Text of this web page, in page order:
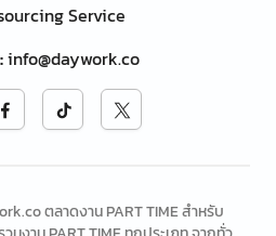
Service
:info@daywork.co
ตลาดงาน PART TIME สำหรับ